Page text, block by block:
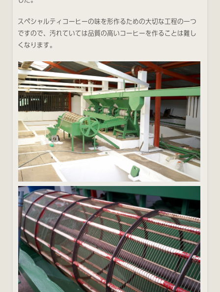
スペシャルティコーヒーの味を形作るための大切な工程の一つ
ですので、汚れていては品質の高いコーヒーを作ることは難し
くなります。